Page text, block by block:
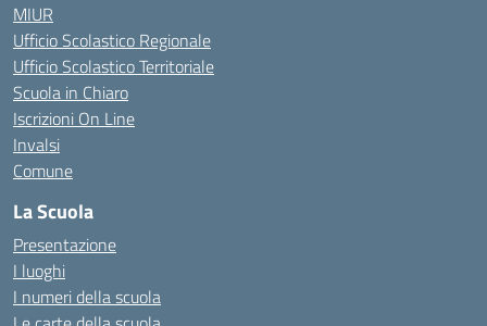
MIUR
Ufficio Scolastico Regionale
Ufficio Scolastico Territoriale
Scuola in Chiaro
Iscrizioni On Line
Invalsi
Comune
La Scuola
Presentazione
I luoghi
I numeri della scuola